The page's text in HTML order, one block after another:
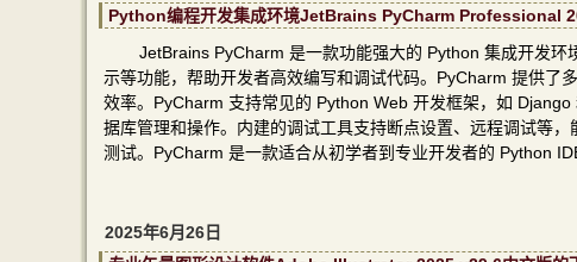
Python编程开发集成环境JetBrains PyCharm Professional
JetBrains PyCharm 是一款功能强大的 Python 集成开发
示等功能，帮助开发者高效编写和调试代码。PyCharm 提供了
效率。PyCharm 支持常见的 Python Web 开发框架，如
据库管理和操作。内建的调试工具支持断点设置、远程调试等
测试。PyCharm 是一款适合从初学者到专业开发者的 Python
2025年6月26日